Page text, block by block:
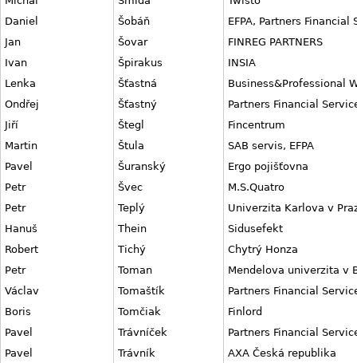
Daniel
Šobáň
EFPA, Partners Financial
Jan
Šovar
FINREG PARTNERS
Ivan
Špirakus
INSIA
Lenka
Šťastná
Business&Professional
Ondřej
Šťastný
Partners Financial
Jiří
Štegl
Fincentrum
Martin
Štula
SAB servis, EFPA
Pavel
Šuranský
Ergo pojišťovna
Petr
Švec
M.S.Quatro
Petr
Teplý
Univerzita Karlova v
Hanuš
Thein
Sidusefekt
Robert
Tichý
Chytrý Honza
Petr
Toman
Mendelova univerzita v
Václav
Tomaštík
Partners Financial
Boris
Tomčiak
Finlord
Pavel
Trávníček
Partners Financial
Pavel
Trávník
AXA Česká republika